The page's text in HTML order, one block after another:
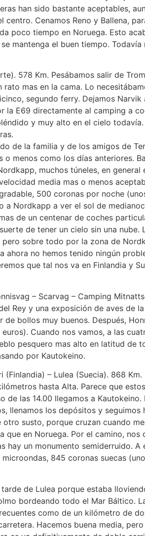
han sido bastante aceptables,
centro. Cenamos Reno y Ballena,
poco tiempo en Noruega. Esto
mantenga el buen tiempo.
578 Km. Pesábamos salir de
mas en la cama. Lo
segundo ferry. Dejamos
la E69 directamente al camping a
y muy alto en el cielo
de la familia y de los amigos de
menos como los días anteriores.
muchos túneles, en
media mas o menos
500 coronas por noche
Nordkapp a ver el sol de
de un centenar de coches
de tener un cielo sin una
sobre todo por la zona de
no hemos tenido ningún
que tal nos va en Finlandia y
– Scarvag – Camping
Rey y una exposición de aves
bollos muy buenos. Después,
Cuando nos vamos, a las
pesquero mas alto en latitud de
por Kautokeino.
(Finlandia) – Lulea (Suecia). 868
hasta Alta. Parece que
las 14.00 llegamos a
llenamos los depósitos y
susto, porque cruzan cuando
en Noruega. Por el camino,
un monumento semiderruido.
845 coronas suecas
de Lulea porque estaba
bordeando todo el Mar Báltico.
como de un kilómetro de
Hacemos buena media,